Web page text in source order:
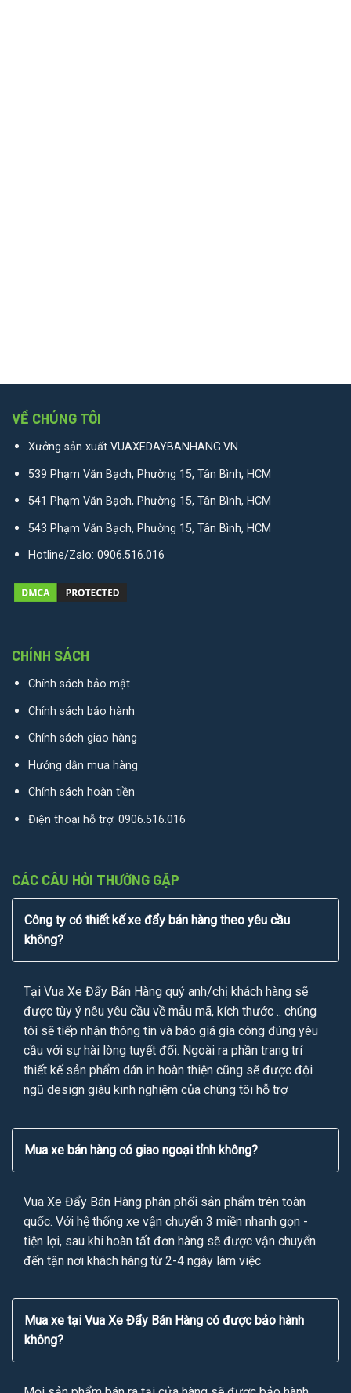
VỀ CHÚNG TÔI
Xưởng sản xuất VUAXEDAYBANHANG.VN
539 Phạm Văn Bạch, Phường 15, Tân Bình, HCM
541 Phạm Văn Bạch, Phường 15, Tân Bình, HCM
543 Phạm Văn Bạch, Phường 15, Tân Bình, HCM
Hotline/Zalo: 0906.516.016
CHÍNH SÁCH
Chính sách bảo mật
Chính sách bảo hành
Chính sách giao hàng
Hướng dẫn mua hàng
Chính sách hoàn tiền
Điện thoại hỗ trợ: 0906.516.016
CÁC CÂU HỎI THƯỜNG GẶP
Công ty có thiết kế xe đẩy bán hàng theo yêu cầu
không?
Tại Vua Xe Đẩy Bán Hàng quý anh/chị khách hàng sẽ
được tùy ý nêu yêu cầu về mẫu mã, kích thước .. chúng
tôi sẽ tiếp nhận thông tin và báo giá gia công đúng yêu
cầu với sự hài lòng tuyết đối. Ngoài ra phần trang trí
thiết kế sản phẩm dán in hoàn thiện cũng sẽ được đội
ngũ design giàu kinh nghiệm của chúng tôi hỗ trợ
Mua xe bán hàng có giao ngoại tỉnh không?
Vua Xe Đẩy Bán Hàng phân phối sản phẩm trên toàn
quốc. Với hệ thống xe vận chuyển 3 miền nhanh gọn -
tiện lợi, sau khi hoàn tất đơn hàng sẽ được vận chuyển
đến tận nơi khách hàng từ 2-4 ngày làm việc
Mua xe tại Vua Xe Đẩy Bán Hàng có được bảo hành
không?